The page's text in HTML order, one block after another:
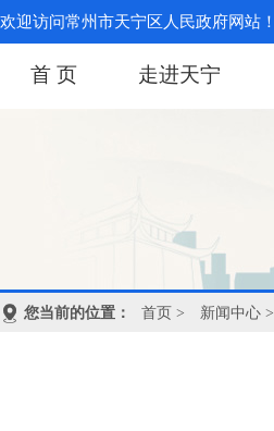
欢迎访问常州市天宁区人民政府网站！
首 页 走进天宁
您当前的位置： 首页 > 新闻中心 >